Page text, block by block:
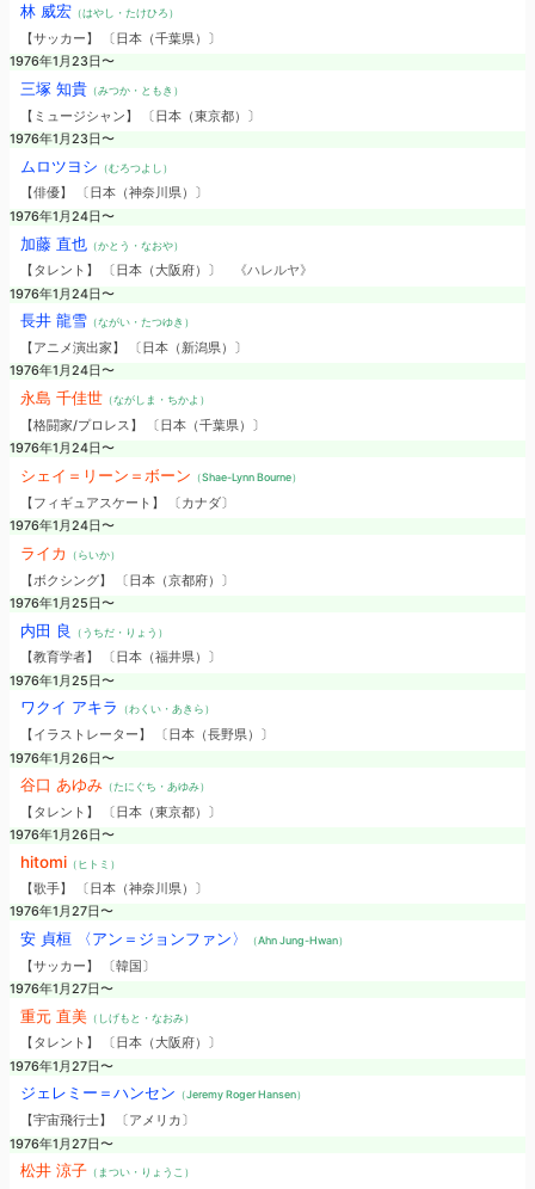
林 威宏（はやし・たけひろ）
【サッカー】 〔日本（千葉県）〕
1976年1月23日〜
三塚 知貴（みつか・ともき）
【ミュージシャン】 〔日本（東京都）〕
1976年1月23日〜
ムロツヨシ （むろつよし）
【俳優】 〔日本（神奈川県）〕
1976年1月24日〜
加藤 直也（かとう・なおや）
【タレント】 〔日本（大阪府）〕
《ハレルヤ》
1976年1月24日〜
長井 龍雪（ながい・たつゆき）
【アニメ演出家】 〔日本（新潟県）〕
1976年1月24日〜
永島 千佳世（ながしま・ちかよ）
【格闘家/プロレス】 〔日本（千葉県）〕
1976年1月24日〜
シェイ＝リーン＝ボーン （Shae-Lynn Bourne）
【フィギュアスケート】 〔カナダ〕
1976年1月24日〜
ライカ （らいか）
【ボクシング】 〔日本（京都府）〕
1976年1月25日〜
内田 良 （うちだ・りょう）
【教育学者】 〔日本（福井県）〕
1976年1月25日〜
ワクイ アキラ （わくい・あきら）
【イラストレーター】 〔日本（長野県）〕
1976年1月26日〜
谷口 あゆみ（たにぐち・あゆみ）
【タレント】 〔日本（東京都）〕
1976年1月26日〜
hitomi（ヒトミ）
【歌手】 〔日本（神奈川県）〕
1976年1月27日〜
安 貞桓 〈アン＝ジョンファン〉 （Ahn Jung-Hwan）
【サッカー】 〔韓国〕
1976年1月27日〜
重元 直美（しげもと・なおみ）
【タレント】 〔日本（大阪府）〕
1976年1月27日〜
ジェレミー＝ハンセン （Jeremy Roger Hansen）
【宇宙飛行士】 〔アメリカ〕
1976年1月27日〜
松井 涼子（まつい・りょうこ）